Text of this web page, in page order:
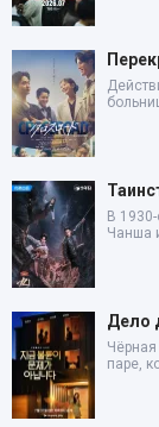
В
Чанша
Дело
паре,